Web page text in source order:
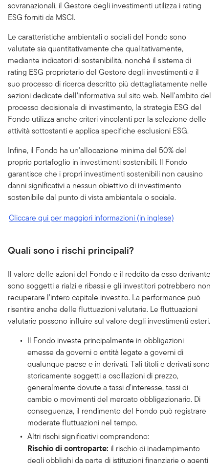
sovranazionali, il Gestore degli investimenti utilizza i rating
ESG forniti da MSCI.
Le caratteristiche ambientali o sociali del Fondo sono
valutate sia quantitativamente che qualitativamente,
mediante indicatori di sostenibilità, nonché il sistema di
rating ESG proprietario del Gestore degli investimenti e il
suo processo di ricerca descritto più dettagliatamente nelle
sezioni dedicate dell'informativa sul sito web. Nell'ambito del
processo decisionale di investimento, la strategia ESG del
Fondo utilizza anche criteri vincolanti per la selezione delle
attività sottostanti e applica specifiche esclusioni ESG.
Infine, il Fondo ha un'allocazione minima del 50% del
proprio portafoglio in investimenti sostenibili. Il Fondo
garantisce che i propri investimenti sostenibili non causino
danni significativi a nessun obiettivo di investimento
sostenibile dal punto di vista ambientale o sociale.
Cliccare qui per maggiori informazioni (in inglese)
Quali sono i rischi principali?
Il valore delle azioni del Fondo e il reddito da esso derivante
sono soggetti a rialzi e ribassi e gli investitori potrebbero non
recuperare l’intero capitale investito. La performance può
risentire anche delle fluttuazioni valutarie. Le fluttuazioni
valutarie possono influire sul valore degli investimenti esteri.
Il Fondo investe principalmente in obbligazioni
emesse da governi o entità legate a governi di
qualunque paese e in derivati. Tali titoli e derivati sono
storicamente soggetti a oscillazioni di prezzo,
generalmente dovute a tassi d’interesse, tassi di
cambio o movimenti del mercato obbligazionario. Di
conseguenza, il rendimento del Fondo può registrare
moderate fluttuazioni nel tempo.
Altri rischi significativi comprendono:
Rischio di controparte: il rischio di inadempimento
degli obblighi da parte di istituzioni finanziarie o agenti